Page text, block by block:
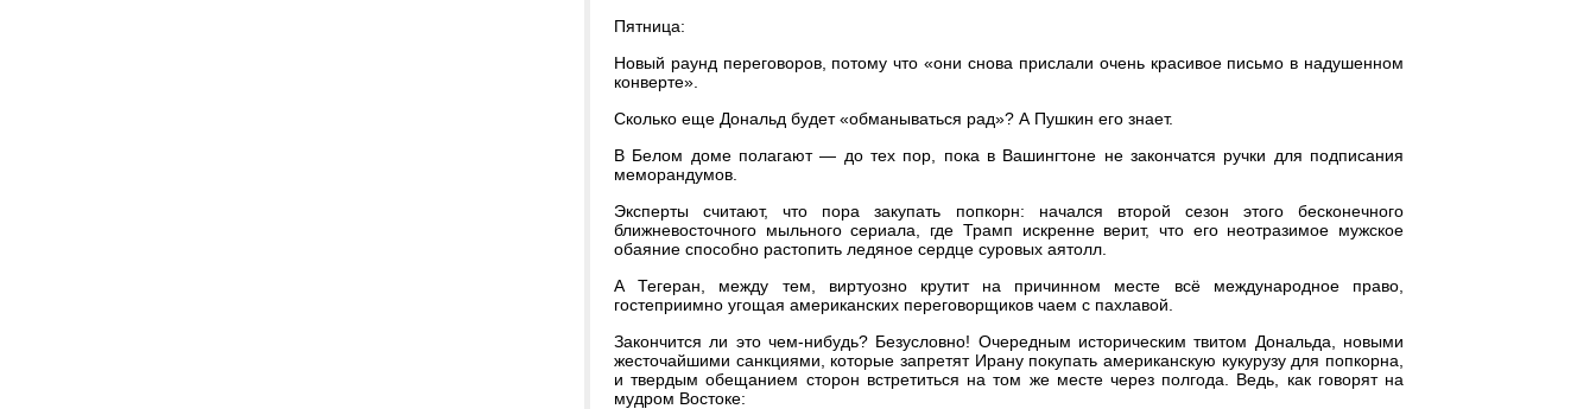
​Пятница:
Новый раунд переговоров, потому что «они снова прислали очень красивое письмо в надушенном
конверте».
​Сколько еще Дональд будет «обманываться рад»? А Пушкин его знает.
В Белом доме полагают — до тех пор, пока в Вашингтоне не закончатся ручки для подписания
меморандумов.
​Эксперты считают, что пора закупать попкорн: начался второй сезон этого бесконечного
ближневосточного мыльного сериала, где Трамп искренне верит, что его неотразимое мужское
обаяние способно растопить ледяное сердце суровых аятолл.
​А Тегеран, между тем, виртуозно крутит на причинном месте всё международное право,
гостеприимно угощая американских переговорщиков чаем с пахлавой.
​Закончится ли это чем-нибудь? Безусловно! Очередным историческим твитом Дональда, новыми
жесточайшими санкциями, которые запретят Ирану покупать американскую кукурузу для попкорна,
и твердым обещанием сторон встретиться на том же месте через полгода. Ведь, как говорят на
мудром Востоке: